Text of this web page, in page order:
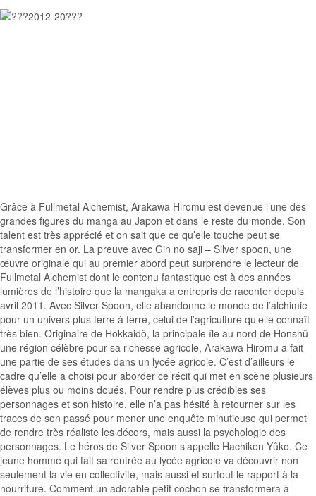
Grâce à Fullmetal Alchemist, Arakawa Hiromu est devenue l’une des
grandes figures du manga au Japon et dans le reste du monde. Son
talent est très apprécié et on sait que ce qu’elle touche peut se
transformer en or. La preuve avec Gin no saji – Silver spoon, une
œuvre originale qui au premier abord peut surprendre le lecteur de
Fullmetal Alchemist dont le contenu fantastique est à des années
lumières de l’histoire que la mangaka a entrepris de raconter depuis
avril 2011. Avec Silver Spoon, elle abandonne le monde de l’alchimie
pour un univers plus terre à terre, celui de l’agriculture qu’elle connaît
très bien. Originaire de Hokkaidô, la principale île au nord de Honshû
une région célèbre pour sa richesse agricole, Arakawa Hiromu a fait
une partie de ses études dans un lycée agricole. C’est d’ailleurs le
cadre qu’elle a choisi pour aborder ce récit qui met en scène plusieurs
élèves plus ou moins doués. Pour rendre plus crédibles ses
personnages et son histoire, elle n’a pas hésité à retourner sur les
traces de son passé pour mener une enquête minutieuse qui permet
de rendre très réaliste les décors, mais aussi la psychologie des
personnages. Le héros de Silver Spoon s’appelle Hachiken Yûko. Ce
jeune homme qui fait sa rentrée au lycée agricole va découvrir non
seulement la vie en collectivité, mais aussi et surtout le rapport à la
nourriture. Comment un adorable petit cochon se transformera à